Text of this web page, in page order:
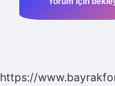
https://